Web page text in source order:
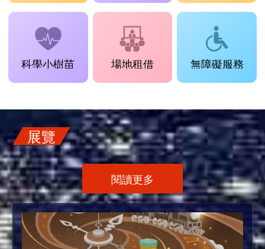
科學小樹苗 場地租借 無障礙服務
展覽
閱讀更多